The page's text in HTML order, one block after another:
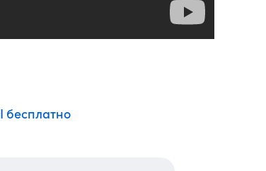
бесплатно